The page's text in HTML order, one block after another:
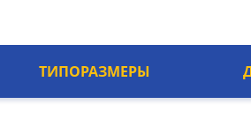
ТИПОРАЗМЕРЫ